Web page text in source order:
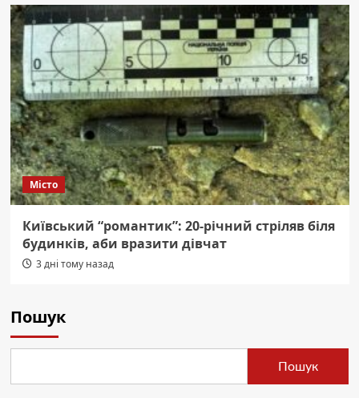
Місто
Київський “романтик”: 20-річний стріляв біля
будинків, аби вразити дівчат
3 дні тому назад
Пошук
Пошук